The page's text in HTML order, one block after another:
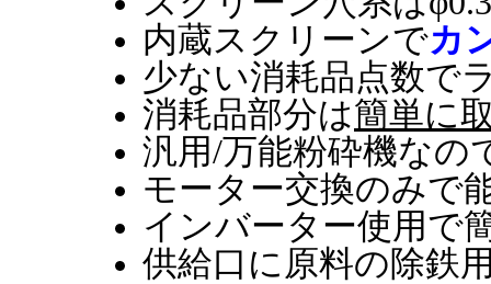
内蔵スクリーンでカ
少ない消耗品点数で
消耗品部分は簡単に
汎用/万能粉砕機なの
モーター交換のみで
インバーター使用で
供給口に原料の除鉄